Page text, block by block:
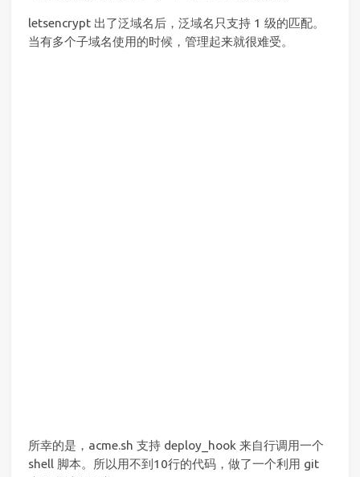
letsencrypt 出了泛域名后，泛域名只支持 1 级的匹配。
当有多个子域名使用的时候，管理起来就很难受。
所幸的是，acme.sh 支持 deploy_hook 来自行调用一个
shell 脚本。所以用不到10行的代码，做了一个利用 git